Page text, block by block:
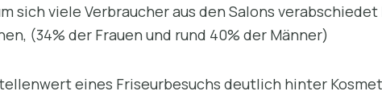
sich viele Verbraucher aus den Salons verabschiedet
(34% der Frauen und rund 40% der Männer)
eines Friseurbesuchs deutlich hinter